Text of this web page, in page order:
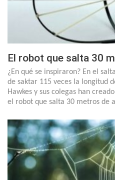
El robot que salta 30
¿En qué se inspiraron? En el
de saktar 115 veces la longitud
Hawkes y sus colegas han
el robot que salta 30 metros de